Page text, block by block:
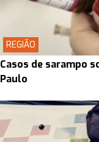
REGIÃO
Casos de sarampo
Paulo